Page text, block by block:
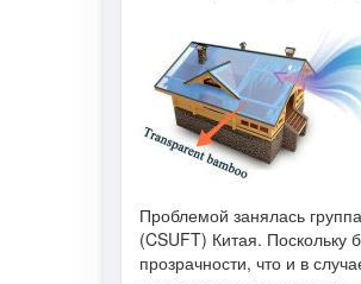
Проблемой занялась
(CSUFT) Китая. Поскольку
прозрачности, что и в